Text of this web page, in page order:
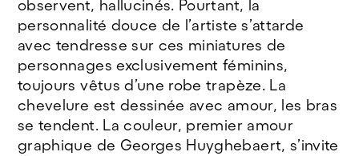
observent, hallucinés. Pourtant, la
personnalité douce de l’artiste s’attarde
avec tendresse sur ces miniatures de
personnages exclusivement féminins,
toujours vêtus d’une robe trapèze. La
chevelure est dessinée avec amour, les bras
se tendent. La couleur, premier amour
graphique de Georges Huyghebaert, s’invite